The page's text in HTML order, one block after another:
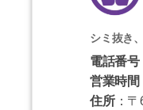
シミ抜き
電話番号
営業時間
住所：